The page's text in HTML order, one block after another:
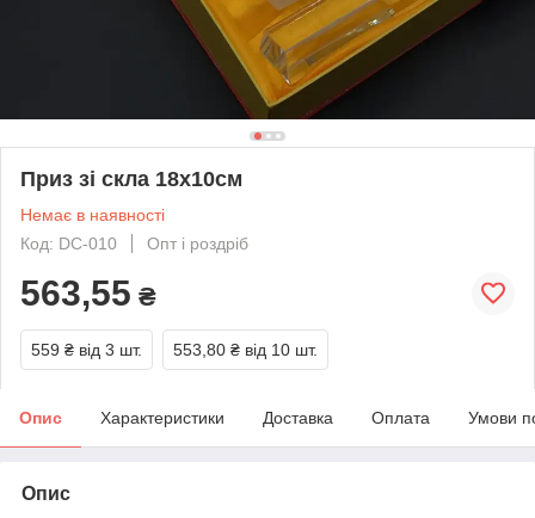
Приз зі скла 18х10см
Немає в наявності
Код: DC-010
Опт і роздріб
563,55 ₴
559 ₴ від 3 шт. 553,80 ₴ від 10 шт.
Опис Характеристики Доставка Оплата Умови
Опис